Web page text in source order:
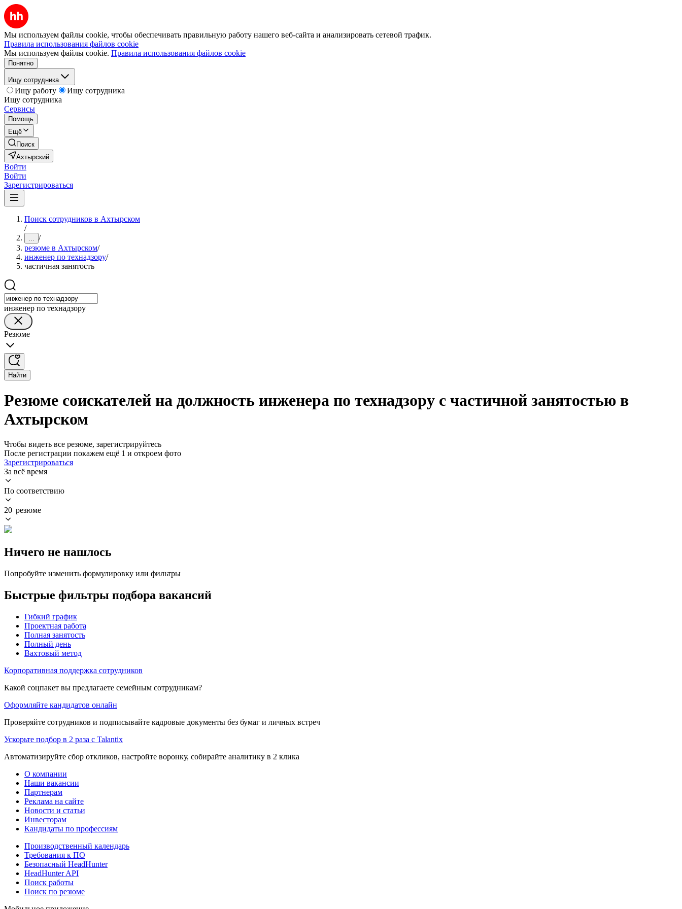
Мы используем файлы cookie, чтобы обеспечивать правильную работу нашего веб-сайта и анализировать сетевой трафик.
Правила использования файлов cookie
Мы используем файлы cookie. Правила использования файлов cookie
Понятно
Ищу сотрудника
Ищу работу
Ищу сотрудника
Ищу сотрудника
Сервисы
Помощь
Ещё
Поиск
Ахтырский
Войти
Войти
Зарегистрироваться
Поиск сотрудников в Ахтырском
/
... /
резюме в Ахтырском/
инженер по технадзору/
частичная занятость
инженер по технадзору
Резюме
Найти
Резюме соискателей на должность инженера по технадзору с частичной занятостью в
Ахтырском
Чтобы видеть все резюме, зарегистрируйтесь
После регистрации покажем ещё 1 и откроем фото
Зарегистрироваться
За всё время
По соответствию
20 резюме
Ничего не нашлось
Попробуйте изменить формулировку или фильтры
Быстрые фильтры подбора вакансий
Гибкий график
Проектная работа
Полная занятость
Полный день
Вахтовый метод
Корпоративная поддержка сотрудников
Какой соцпакет вы предлагаете семейным сотрудникам?
Оформляйте кандидатов онлайн
Проверяйте сотрудников и подписывайте кадровые документы без бумаг и личных встреч
Ускорьте подбор в 2 раза с Talantix
Автоматизируйте сбор откликов, настройте воронку, собирайте аналитику в 2 клика
О компании
Наши вакансии
Партнерам
Реклама на сайте
Новости и статьи
Инвесторам
Кандидаты по профессиям
Производственный календарь
Требования к ПО
Безопасный HeadHunter
HeadHunter API
Поиск работы
Поиск по резюме